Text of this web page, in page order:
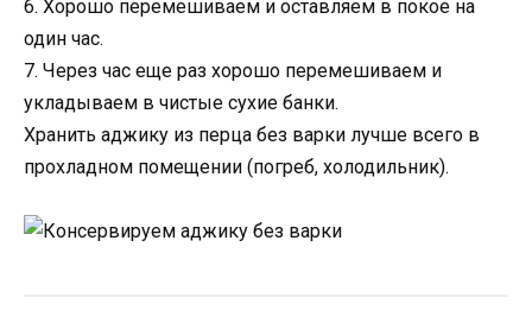
6. Хорошо перемешиваем и оставляем в покое на
один час.
7. Через час еще раз хорошо перемешиваем и
укладываем в чистые сухие банки.
Хранить аджику из перца без варки лучше всего в
прохладном помещении (погреб, холодильник).